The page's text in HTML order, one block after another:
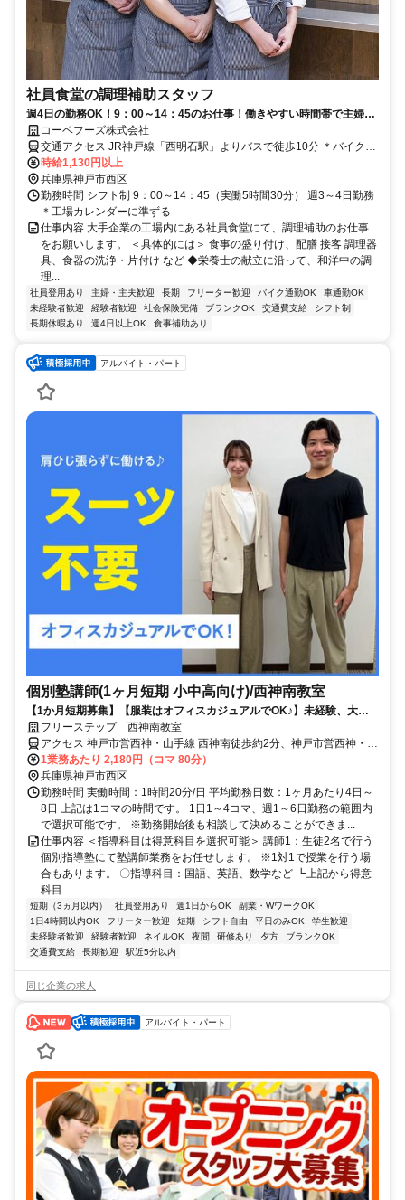
社員食堂の調理補助スタッフ
週4日の勤務OK！9：00～14：45のお仕事！働きやすい時間帯で主婦さ
んや子育てママも活躍中！
コーベフーズ株式会社
交通アクセス JR神戸線「西明石駅」よりバスで徒歩10分 ＊バイク・
自転車通勤OK！
時給1,130円以上
兵庫県神戸市西区
勤務時間 シフト制 9：00～14：45（実働5時間30分） 週3～4日勤務
＊工場カレンダーに準ずる
仕事内容 大手企業の工場内にある社員食堂にて、調理補助のお仕事
をお願いします。 ＜具体的には＞ 食事の盛り付け、配膳 接客 調理器
具、食器の洗浄・片付け など ◆栄養士の献立に沿って、和洋中の調
理...
社員登用あり 主婦・主夫歓迎 長期 フリーター歓迎 バイク通勤OK
車通勤OK
未経験者歓迎
経験者歓迎 社会保険完備 ブランクOK 交通費支給
シフト制
長期休暇あり
週4日以上OK 食事補助あり
アルバイト・パート
個別塾講師(1ヶ月短期 小中高向け)/西神南教室
【1か月短期募集】【服装はオフィスカジュアルでOK♪】未経験、大学
生活躍！得意科目からスタート！週1、1コマ～OK！
フリーステップ 西神南教室
アクセス 神戸市営西神・山手線 西神南徒歩約2分、神戸市営西神・山
手線 伊川谷北出口徒歩約30分、神戸市営西神・山手線 西神中央西出
口徒歩約39分 神戸市交通局神戸市営地下鉄西神・山手線（山手線）
「西神南駅」より徒歩2分
1業務あたり 2,180円（コマ 80分）
兵庫県神戸市西区
勤務時間 実働時間：1時間20分/日 平均勤務日数：1ヶ月あたり4日～
8日 上記は1コマの時間です。 1日1～4コマ、週1～6日勤務の範囲内
で選択可能です。 ※勤務開始後も相談して決めることができま...
仕事内容 ＜指導科目は得意科目を選択可能＞ 講師1：生徒2名で行う
個別指導塾にて塾講師業務をお任せします。 ※1対1で授業を行う場
合もあります。 〇指導科目：国語、英語、数学など ┗上記から得意
科目...
短期（3ヵ月以内） 社員登用あり 週1日からOK
副業・WワークOK
1日4時間以内OK
フリーター歓迎 短期 シフト自由 平日のみOK
学生歓迎
未経験者歓迎
経験者歓迎 ネイルOK 夜間 研修あり 夕方
ブランクOK
交通費支給
長期歓迎 駅近5分以内
同じ企業の求人
アルバイト・パート